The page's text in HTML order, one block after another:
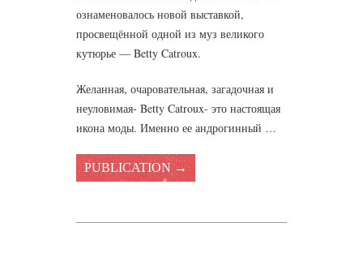
ознаменовалось новой выставкой,
просвещённой одной из муз великого
кутюрье — Betty Catroux.
Желанная, очаровательная, загадочная и
неуловимая- Betty Catroux- это настоящая
икона моды. Именно ее андрогинный …
PUBLICATION →